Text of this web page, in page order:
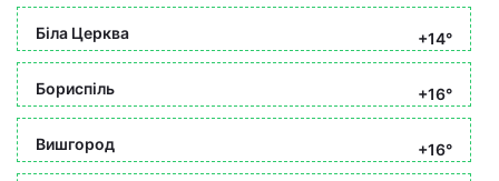
Біла Церква +14°
Бориспіль +16°
Вишгород +16°